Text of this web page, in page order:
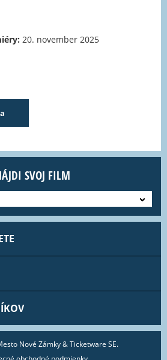
20. november 2025
SVOJ FILM
Nové Zámky & Ticketware SE.